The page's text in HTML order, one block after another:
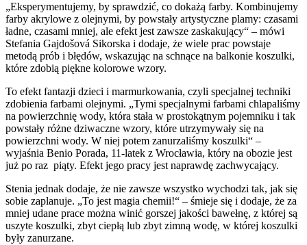
„Eksperymentujemy, by sprawdzić, co dokażą farby. Kombinujemy
farby akrylowe z olejnymi, by powstały artystyczne plamy: czasami
ładne, czasami mniej, ale efekt jest zawsze zaskakujący“ – mówi
Stefania Gajdošová Sikorska i dodaje, że wiele prac powstaje
metodą prób i błędów, wskazując na schnące na balkonie koszulki,
które zdobią piękne kolorowe wzory.
To efekt fantazji dzieci i marmurkowania, czyli specjalnej techniki
zdobienia farbami olejnymi. „Tymi specjalnymi farbami chlapaliśmy
na powierzchnię wody, która stała w prostokątnym pojemniku i tak
powstały różne dziwaczne wzory, które utrzymywały się na
powierzchni wody. W niej potem zanurzaliśmy koszulki“ –
wyjaśnia Benio Porada, 11-latek z Wrocławia, który na obozie jest
już po raz piąty. Efekt jego pracy jest naprawdę zachwycający.
Stenia jednak dodaje, że nie zawsze wszystko wychodzi tak, jak się
sobie zaplanuje. „To jest magia chemii!“ – śmieje się i dodaje, że za
mniej udane prace można winić gorszej jakości bawełnę, z której są
uszyte koszulki, zbyt ciepłą lub zbyt zimną wodę, w której koszulki
były zanurzane.